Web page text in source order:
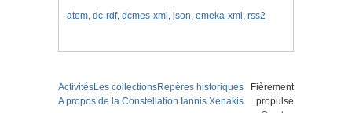
atom, dc-rdf, dcmes-xml , json, omeka-xml , rss2
ActivitésLes collectionsRepères historiques
A propos de la Constellation Iannis Xenakis
Fièrement
propulsé